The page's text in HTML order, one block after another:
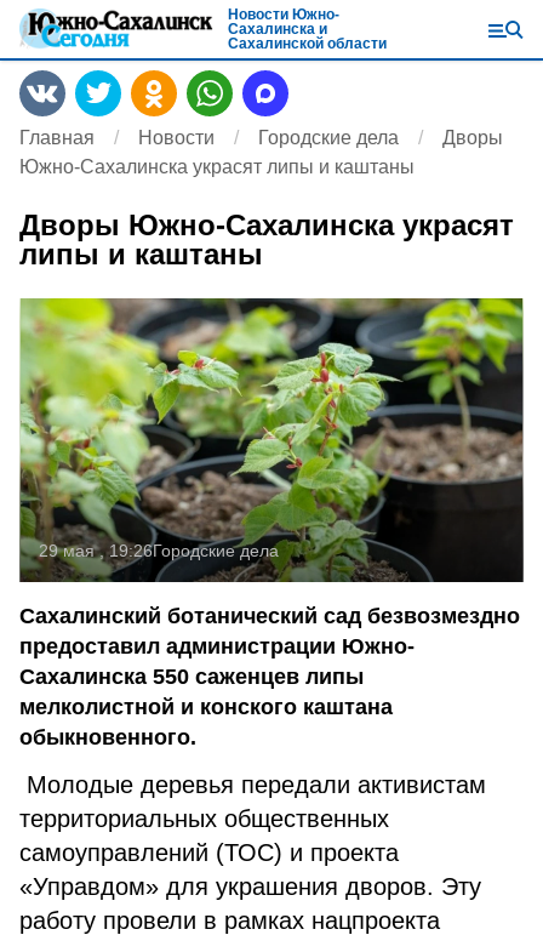
Новости Южно-
Сахалинска и
Сахалинской области
Главная Новости Городские дела
Дворы
Южно-Сахалинска украсят липы и каштаны
Дворы Южно-Сахалинска украсят
липы и каштаны
29 мая , 19:26Городские дела
Сахалинский ботанический сад безвозмездно
предоставил администрации Южно-
Сахалинска 550 саженцев липы
мелколистной и конского каштана
обыкновенного.
Молодые деревья передали активистам
территориальных общественных
самоуправлений (ТОС) и проекта
«Управдом» для украшения дворов. Эту
работу провели в рамках нацпроекта